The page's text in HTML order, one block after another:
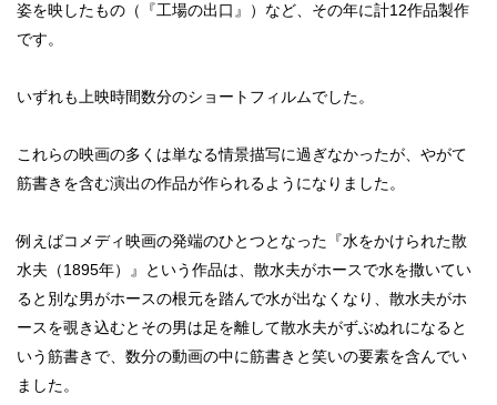
姿を映したもの（『工場の出口』）など、その年に計12作品製作
です。
いずれも上映時間数分のショートフィルムでした。
これらの映画の多くは単なる情景描写に過ぎなかったが、やがて
筋書きを含む演出の作品が作られるようになりました。
例えばコメディ映画の発端のひとつとなった『水をかけられた散
水夫（1895年）』という作品は、散水夫がホースで水を撒いてい
ると別な男がホースの根元を踏んで水が出なくなり、散水夫がホ
ースを覗き込むとその男は足を離して散水夫がずぶぬれになると
いう筋書きで、数分の動画の中に筋書きと笑いの要素を含んでい
ました。